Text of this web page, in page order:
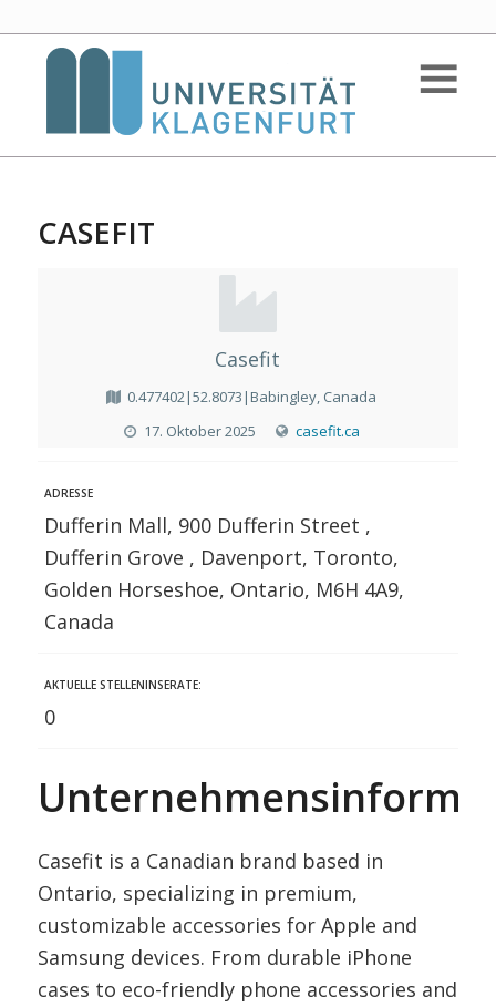
CASEFIT
Casefit
0.477402|52.8073|Babingley, Canada
17. Oktober 2025
casefit.ca
ADRESSE
Dufferin Mall, 900 Dufferin Street ,
Dufferin Grove , Davenport, Toronto,
Golden Horseshoe, Ontario, M6H 4A9,
Canada
AKTUELLE STELLENINSERATE:
0
Casefit is a Canadian brand based in
Ontario, specializing in premium,
customizable accessories for Apple and
Samsung devices. From durable iPhone
cases to eco-friendly phone accessories and